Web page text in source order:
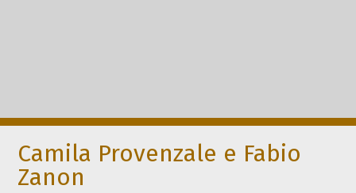
Camila Provenzale e Fabio
Zanon